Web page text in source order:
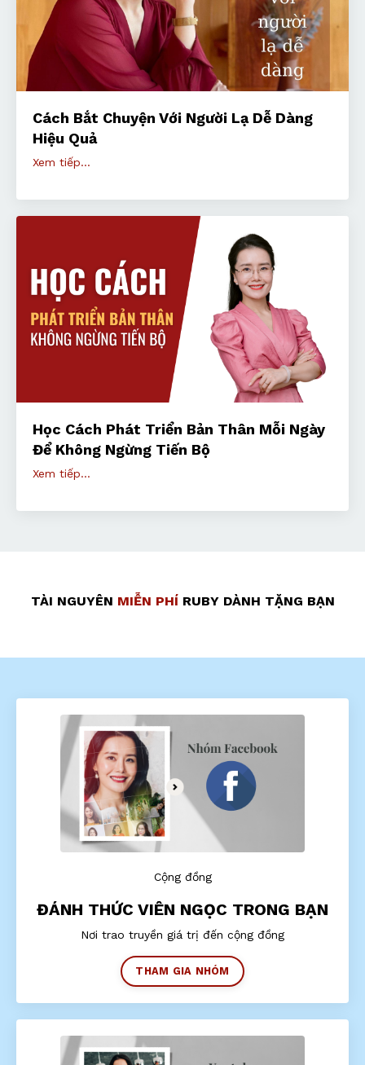
Cách Bắt Chuyện Với Người Lạ Dễ Dàng
Hiệu Quả
Xem tiếp...
Học Cách Phát Triển Bản Thân Mỗi Ngày
Để Không Ngừng Tiến Bộ
Xem tiếp...
TÀI NGUYÊN MIỄN PHÍ RUBY DÀNH TẶNG BẠN
Cộng đồng
ĐÁNH THỨC VIÊN NGỌC TRONG BẠN
Nơi trao truyền giá trị đến cộng đồng
THAM GIA NHÓM